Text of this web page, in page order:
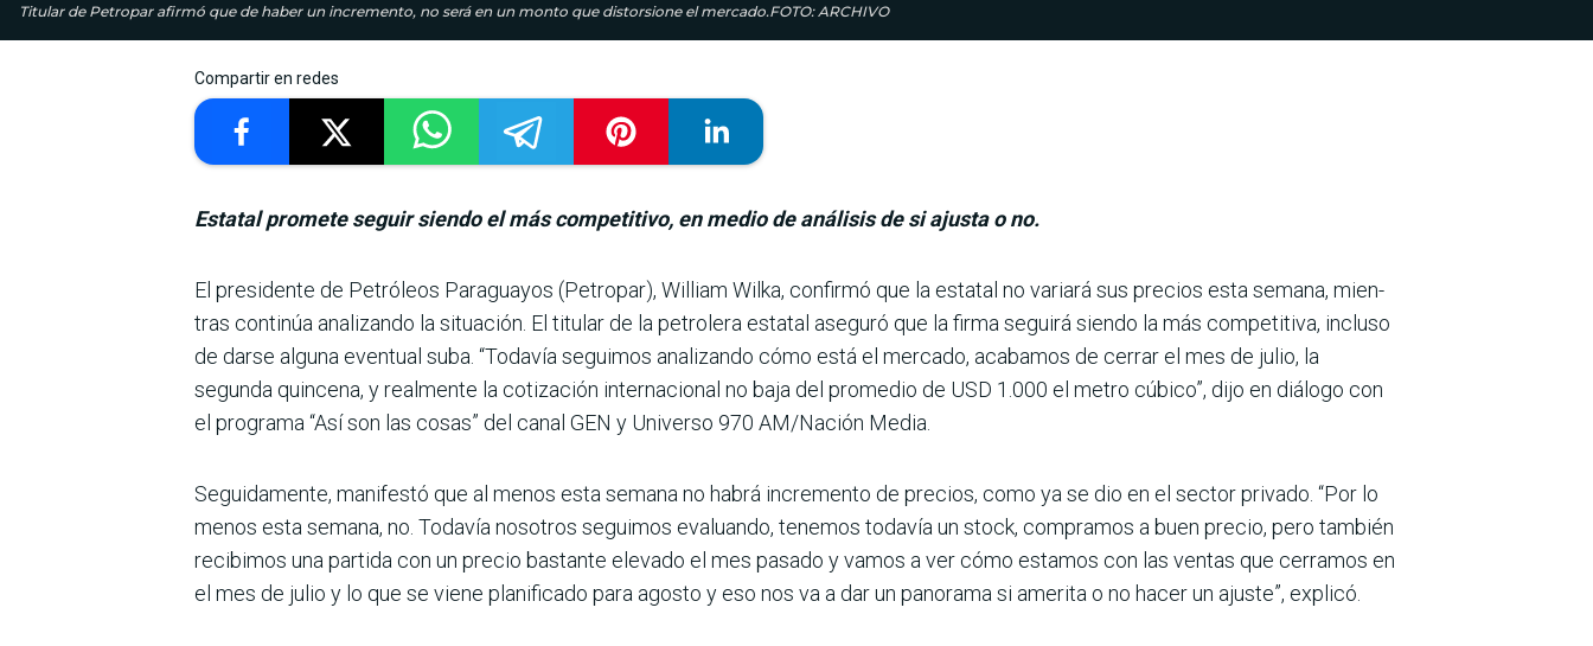
Titular de Petropar afirmó que de haber un incremento, no será en un monto que distorsione el mercado.FOTO: ARCHIVO
Compartir en redes
Estatal promete seguir siendo el más competitivo, en medio de análisis de si ajusta o no.
El presidente de Petróleos Paraguayos (Petropar), William Wilka, confirmó que la estatal no variará sus precios esta semana, mien­
tras continúa analizando la situación. El titular de la petrolera estatal aseguró que la firma seguirá siendo la más competitiva, incluso
de darse alguna eventual suba. “Toda­vía seguimos analizando cómo está el mercado, aca­bamos de cerrar el mes de julio, la
segunda quincena, y realmente la cotización inter­nacional no baja del prome­dio de USD 1.000 el metro cúbico”, dijo en diálogo con
el programa “Así son las cosas” del canal GEN y Universo 970 AM/Nación Media.
Seguidamente, manifestó que al menos esta semana no habrá incremento de pre­cios, como ya se dio en el sec­tor privado. “Por lo
menos esta semana, no. Todavía nosotros seguimos evaluando, tenemos todavía un stock, compramos a buen precio, pero también
recibimos una partida con un precio bastante elevado el mes pasado y vamos a ver cómo estamos con las ventas que cerramos en
el mes de julio y lo que se viene planifi­cado para agosto y eso nos va a dar un panorama si amerita o no hacer un ajuste”, explicó.